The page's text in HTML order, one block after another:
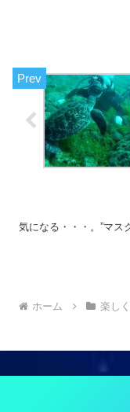
気になる・・・。”マス
ホーム 楽し